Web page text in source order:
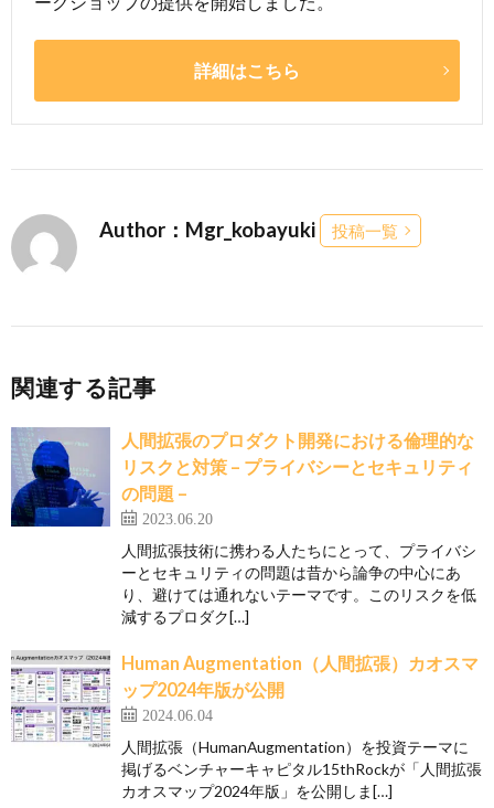
詳細はこちら
Author：Mgr_kobayuki 投稿一覧
関連する記事
人間拡張のプロダクト開発における倫理的な
リスクと対策 – プライバシーとセキュリティ
の問題 –
2023.06.20
人間拡張技術に携わる人たちにとって、プライバシ
ーとセキュリティの問題は昔から論争の中心にあ
り、避けては通れないテーマです。このリスクを低
減するプロダク[…]
Human Augmentation（人間拡張）カオスマ
ップ2024年版が公開
2024.06.04
人間拡張（HumanAugmentation）を投資テーマに
掲げるベンチャーキャピタル15thRockが「人間拡張
カオスマップ2024年版」を公開しま[…]